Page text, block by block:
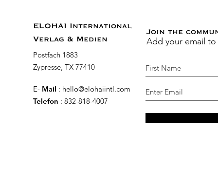
ELOHAI International
Verlag & Medien
Postfach 1883
Zypresse, TX 77410
E- Mail : hello@elohaiintl.com
Telefon : 832-818-4007
Join the
Add your email